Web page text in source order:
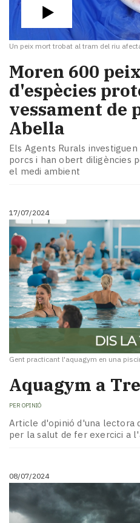
Un peix mort trobat al tram del riu
Moren 600
d'espècies
vessament de
Abella
Els Agents Rurals investiguen
porcs i han obert diligències
el medi ambient
17/07/2024
Gent practicant l'aquagym en una
Aquagym a
PER OPINIÓ
Article d'opinió d'una lectora
per la salut de fer exercici a
08/07/2024